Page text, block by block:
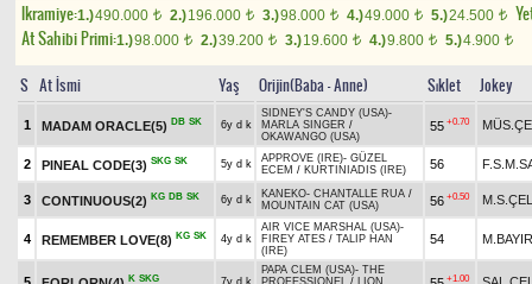
Ikramiye:1.)490.000 t 2.)196.000 t 3.)98.000 t 4.)49.000 t 5.)24.500 t
At Sahibi Primi:1.)98.000 t 2.)39.200 t 3.)19.600 t 4.)9.800 t 5.)4.900 t
S At İsmi Yaş Orijin(Baba - Anne) Sıklet Jokey
1 MADAM ORACLE(5) DB SK 6y d k
SIDNEY'S CANDY (USA)-
MARLA SINGER /
OKAWANGO (USA)
55 +0.70
2 PINEAL CODE(3) SKG SK 5y d k APPROVE (IRE)- GÜZEL
ECEM / KURTINIADIS (IRE) 56
3 CONTINUOUS(2) KG DB SK 6y d k KANEKO- CHANTALLE RUA /
MOUNTAIN CAT (USA)
56 +0.50
4 REMEMBER LOVE(8) KG SK 4y d k
AIR VICE MARSHAL (USA)-
FIREY ATES / TALIP HAN
(IRE)
54 M.BAYIR
K SKG 7y d k
PAPA CLEM (USA)- THE
PROFESSIONEL
/ LION +1.00